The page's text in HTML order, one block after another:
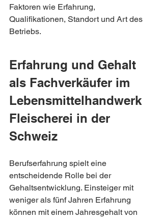
Faktoren wie Erfahrung,
Qualifikationen, Standort und Art des
Betriebs.
Erfahrung und Gehalt
als Fachverkäufer im
Lebensmittelhandwerk
Fleischerei in der
Schweiz
Berufserfahrung spielt eine
entscheidende Rolle bei der
Gehaltsentwicklung. Einsteiger mit
weniger als fünf Jahren Erfahrung
können mit einem Jahresgehalt von